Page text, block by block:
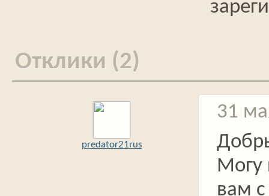
Отклики (2)
predator21rus
31
Могу
вам